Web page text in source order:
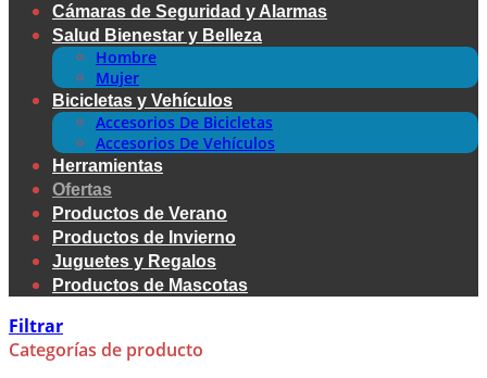
Cámaras de Seguridad y Alarmas
Salud Bienestar y Belleza
Hombre
Mujer
Bicicletas y Vehículos
Accesorios De Bicicletas
Accesorios De Vehículos
Herramientas
Ofertas
Productos de Verano
Productos de Invierno
Juguetes y Regalos
Productos de Mascotas
Filtrar
Categorías de producto